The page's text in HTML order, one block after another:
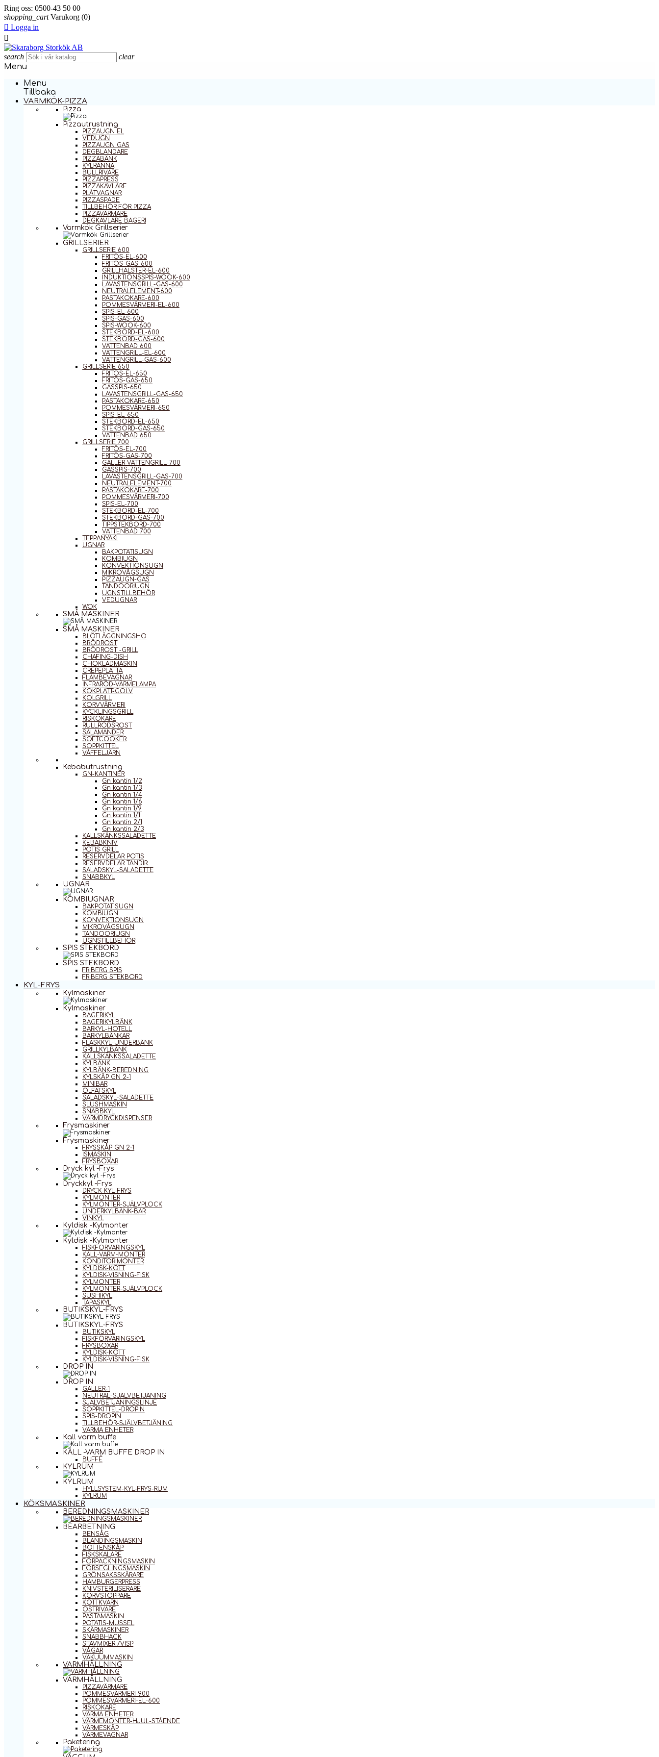
Ring oss: 0500-43 50 00
shopping_cart Varukorg (0)
 Logga in

search clear
Menu
Menu
Tillbaka
VARMKÖK-PIZZA
Pizza
Pizzautrustning
PIZZAUGN EL
VEDUGN
PIZZAUGN GAS
DEGBLANDARE
PIZZABÄNK
KYLRÄNNA
BULLRIVARE
PIZZAPRESS
PIZZAKAVLARE
PLÅTVAGNAR
PIZZASPADE
TILLBEHÖR FÖR PIZZA
PIZZAVÄRMARE
DEGKAVLARE BAGERI
Varmkök Grillserier
GRILLSERIER
GRILLSERIE 600
FRITÖS-EL-600
FRITÖS-GAS-600
GRILLHALSTER-EL-600
INDUKTIONSSPIS-WOOK-600
LAVASTENSGRILL-GAS-600
NEUTRALELEMENT-600
PASTAKOKARE-600
POMMESVÄRMERI-EL-600
SPIS-EL-600
SPIS-GAS-600
SPIS-WOOK-600
STEKBORD-EL-600
STEKBORD-GAS-600
VATTENBAD 600
VATTENGRILL-EL-600
VATTENGRILL-GAS-600
GRILLSERIE 650
FRITÖS-EL-650
FRITÖS-GAS-650
GASSPIS-650
LAVASTENSGRILL-GAS-650
PASTAKOKARE-650
POMMESVÄRMERI-650
SPIS-EL-650
STEKBORD-EL-650
STEKBORD-GAS-650
VATTENBAD 650
GRILLSERIE 700
FRITÖS-EL-700
FRITÖS-GAS-700
GALLER-VATTENGRILL-700
GASSPIS-700
LAVASTENSGRILL-GAS-700
NEUTRALELEMENT-700
PASTAKOKARE-700
POMMESVÄRMERI-700
SPIS-EL-700
STEKBORD-EL-700
STEKBORD-GAS-700
TIPPSTEKBORD-700
VATTENBAD 700
TEPPANYAKI
UGNAR
BAKPOTATISUGN
KOMBIUGN
KONVEKTIONSUGN
MIKROVÅGSUGN
PIZZAUGN-GAS
TANDOORIUGN
UGNSTILLBEHÖR
VEDUGNAR
WOK
SMÅ MASKINER
SMÅ MASKINER
BLÖTLÄGGNINGSHO
BRÖDROST
BRÖDROST -GRILL
CHAFING-DISH
CHOKLADMASKIN
CREPEPLATTA
FLAMBEVAGNAR
INFRARÖD-VÄRMELAMPA
KOKPLATT-GOLV
KOLGRILL
KORVVÄRMERI
KYCKLINGSGRILL
RISKOKARE
RULLRÖDSROST
SALAMANDER
SOFTCOOKER
SOPPKITTEL
VÅFFELJÄRN
Kebabutrustning
GN-KANTINER
Gn kantin 1/2
Gn kantin 1/3
Gn kantin 1/4
Gn kantin 1/6
Gn kantin 1/9
Gn kantin 1/1
Gn kantin 2/1
Gn kantin 2/3
KALLSKÄNKSSALADETTE
KEBABKNIV
POTIS GRILL
RESERVDELAR POTIS
RESERVDELAR TANDIR
SALADSKYL-SALADETTE
SNABBKYL
UGNAR
KOMBIUGNAR
BAKPOTATISUGN
KOMBIUGN
KONVEKTIONSUGN
MIKROVÅGSUGN
TANDOORIUGN
UGNSTILLBEHÖR
SPIS STEKBORD
SPIS STEKBORD
FRIBERG SPIS
FRIBERG STEKBORD
KYL-FRYS
Kylmaskiner
Kylmaskiner
BAGERIKYL
BAGERIKYLBÄNK
BARKYL-HOTELL
BARKYLBÄNKAR
FLASKKYL-UNDERBÄNK
GRILLKYLBÄNK
KALLSKÄNKSSALADETTE
KYLBÄNK
KYLBÄNK-BEREDNING
KYLSKÅP GN 2-1
MINIBAR
ÖLFATSKYL
SALADSKYL-SALADETTE
SLUSHMASKIN
SNABBKYL
VARMDRYCKDISPENSER
Frysmaskiner
Frysmaskiner
FRYSSKÅP GN 2-1
ISMASKIN
FRYSBOXAR
Dryck kyl -Frys
Dryckkyl -Frys
DRYCK-KYL-FRYS
KYLMONTER
KYLMONTER-SJÄLVPLOCK
UNDERKYLBÄNK-BAR
VINKYL
Kyldisk -Kylmonter
Kyldisk -Kylmonter
FISKFÖRVARINGSKYL
KALL-VARM-MONTER
KONDITORIMONTER
KYLDISK-KÖTT
KYLDISK-VISNING-FISK
KYLMONTER
KYLMONTER-SJÄLVPLOCK
SUSHIKYL
TAPASKYL
BUTIKSKYL-FRYS
BUTIKSKYL-FRYS
BUTIKSKYL
FISKFÖRVARINGSKYL
FRYSBOXAR
KYLDISK-KÖTT
KYLDISK-VISNING-FISK
DROP IN
DROP IN
GALLER-1
NEUTRAL-SJÄLVBETJÄNING
SJÄLVBETJÄNINGSLINJE
SOPPKITTEL-DROPIN
SPIS-DROPIN
TILLBEHÖR-SJÄLVBETJÄNING
VARMA ENHETER
Kall varm buffe
KALL -VARM BUFFE DROP IN
BUFFÉ
KYLRUM
KYLRUM
HYLLSYSTEM-KYL-FRYS-RUM
KYLRUM
KÖKSMASKINER
BEREDNINGSMASKINER
BEARBETNING
BENSÅG
BLANDINGSMASKIN
BOTTENSKÅP
FISKSKALARE
FÖRPACKNINGSMASKIN
FÖRSEGLINGSMASKIN
GRÖNSAKSSKÄRARE
HAMBURGERPRESS
KNIVSTERILISERARE
KORVSTOPPARE
KÖTTKVARN
OSTRIVARE
PASTAMASKIN
POTATIS-MUSSEL
SKÄRMASKINER
SNABBHACK
STAVMIXER /VISP
VÅGAR
VAKUUMMASKIN
VARMHÅLLNING
VARMHÅLLNING
PIZZAVÄRMARE
POMMESVÄRMERI-900
POMMESVÄRMERI-EL-600
RISKOKARE
VARMA ENHETER
VÄRMEMONTER-HJUL-STÅENDE
VÄRMESKÅP
VÄRMEVAGNAR
Paketering